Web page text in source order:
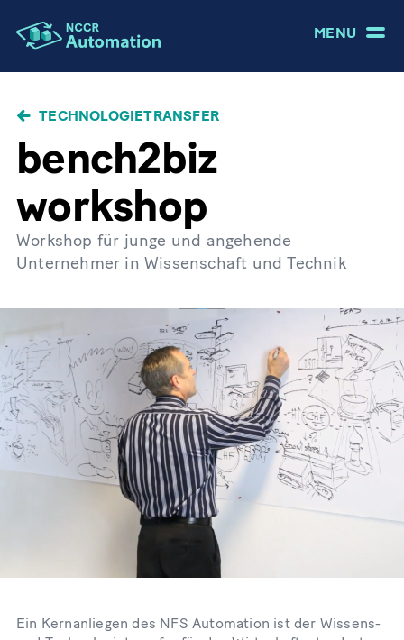
MENU
PFADNAVIGATION
TECHNOLOGIETRANSFER
bench2biz
workshop
Workshop für junge und angehende
Unternehmer in Wissenschaft und Technik
Ein Kernanliegen des NFS Automation ist der Wissens-